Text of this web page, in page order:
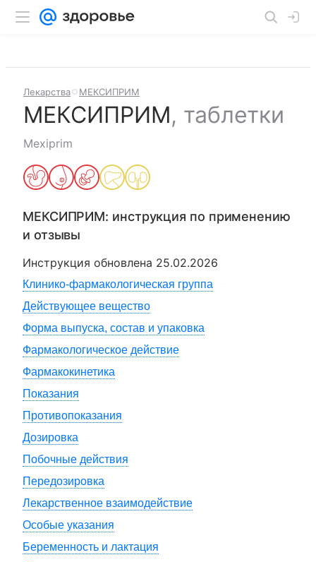
Лекарства МЕКСИПРИМ
МЕКСИПРИМ, таблетки
Mexiprim
МЕКСИПРИМ: инструкция по применению
и отзывы
Инструкция обновлена 25.02.2026
Клинико-фармакологическая группа
Действующее вещество
Форма выпуска, состав и упаковка
Фармакологическое действие
Фармакокинетика
Показания
Противопоказания
Дозировка
Побочные действия
Передозировка
Лекарственное взаимодействие
Особые указания
Беременность и лактация